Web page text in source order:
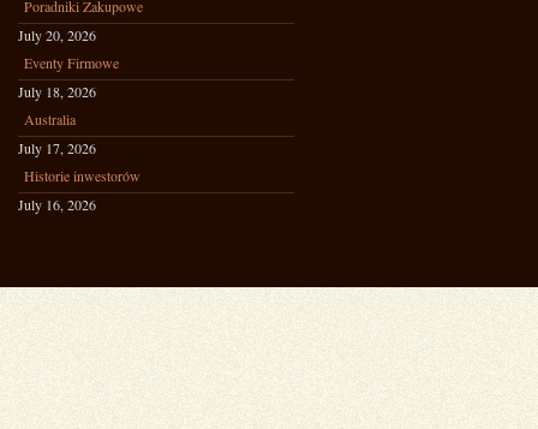
Poradniki Zakupowe
July 20, 2026
Eventy Firmowe
July 18, 2026
Australia
July 17, 2026
Historie inwestorów
July 16, 2026